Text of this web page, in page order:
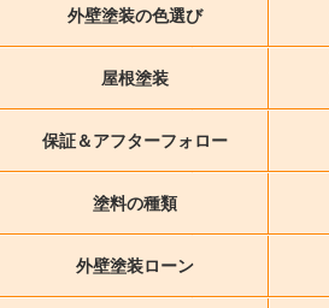
外壁塗装の色選び
屋根塗装
保証＆アフターフォロー
塗料の種類
外壁塗装ローン